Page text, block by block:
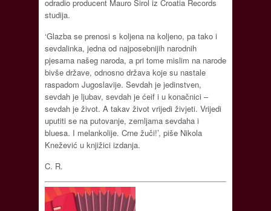
odradio producent Mauro Širol iz Croatia Records
studija.
‘Glazba se prenosi s koljena na koljeno, pa tako i
sevdalinka, jedna od najposebnijih narodnih
pjesama našeg naroda, a pri tome mislim na narode
bivše države, odnosno država koje su nastale
raspadom Jugoslavije. Sevdah je jedinstven,
sevdah je ljubav, sevdah je ćeif i u konačnici –
sevdah je život. A takav život vrijedi živjeti. Vrijedi
uputiti se na putovanje, zemljama sevdaha i
bluesa. I melankolije. Crne žuči!’, piše Nikola
Knežević u knjižici izdanja.
C. R.